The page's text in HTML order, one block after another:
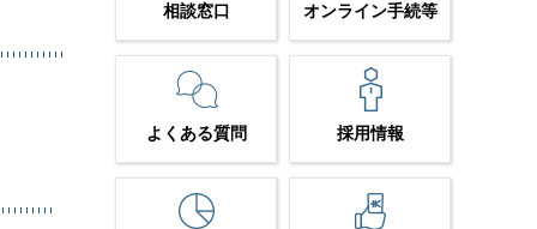
相談窓口 オンライン手続等
よくある質問 採用情報